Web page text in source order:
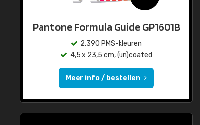
Pantone Formula Guide GP1601B
2.390 PMS-kleuren
4,5 x 23,5 cm, (un)coated
Meer info / bestellen